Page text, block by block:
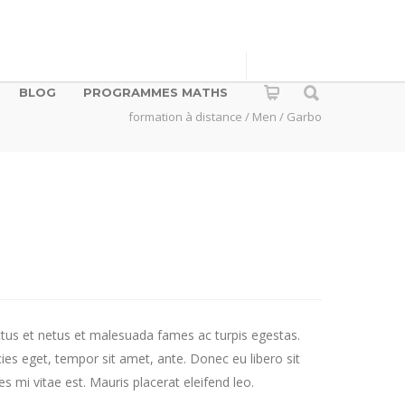
BLOG PROGRAMMES MATHS
formation à distance / Men / Garbo
et netus et malesuada fames ac turpis egestas.
eget, tempor sit amet, ante. Donec eu libero sit
mi vitae est. Mauris placerat eleifend leo.